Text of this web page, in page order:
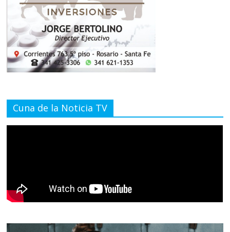
Cuna de la Noticia TV